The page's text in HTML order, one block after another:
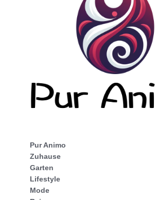
Pur Animo
Zuhause
Garten
Lifestyle
Mode